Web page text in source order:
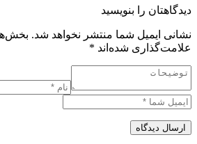
دیدگاهتان را بنویسید
نشانی ایمیل شما منتشر نخواهد شد.
علامت‌گذاری شده‌اند *
ارسال دیدگاه